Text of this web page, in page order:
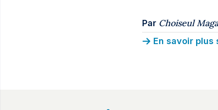
Par Choiseul
En savoir plus